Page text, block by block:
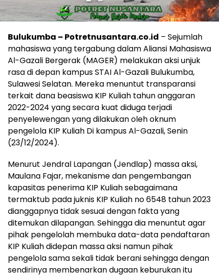
Bulukumba – Potretnusantara.co.id – Sejumlah
mahasiswa yang tergabung dalam Aliansi Mahasiswa
Al-Gazali Bergerak (MAGER) melakukan aksi unjuk
rasa di depan kampus STAI Al-Gazali Bulukumba,
Sulawesi Selatan. Mereka menuntut transparansi
terkait dana beasiswa KIP Kuliah tahun anggaran
2022-2024 yang secara kuat diduga terjadi
penyelewengan yang dilakukan oleh oknum
pengelola KIP Kuliah Di kampus Al-Gazali, Senin
(23/12/2024).
Menurut Jendral Lapangan (Jendlap) massa aksi,
Maulana Fajar, mekanisme dan pengembangan
kapasitas penerima KIP Kuliah sebagaimana
termaktub pada juknis KIP Kuliah no 6548 tahun 2023
dianggapnya tidak sesuai dengan fakta yang
ditemukan dilapangan. Sehingga dia menuntut agar
pihak pengelolah membuka data-data pendaftaran
KIP Kuliah didepan massa aksi namun pihak
pengelola sama sekali tidak berani sehingga dengan
sendirinya membenarkan dugaan keburukan itu